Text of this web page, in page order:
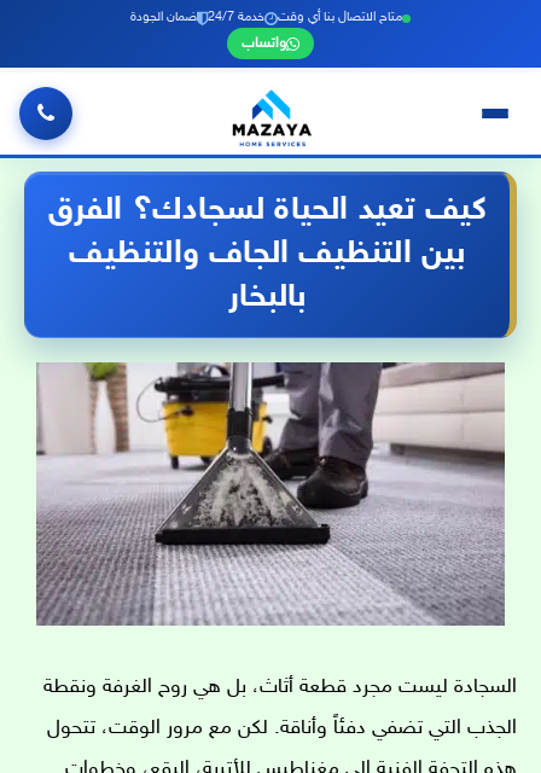
متاح الاتصال بنا أي وقت خدمة 24/7 ضمان الجودة
واتساب
كيف تعيد الحياة لسجادك؟ الفرق
بين التنظيف الجاف والتنظيف
بالبخار
السجادة ليست مجرد قطعة أثاث، بل هي روح الغرفة ونقطة
الجذب التي تضفي دفئاً وأناقة. لكن مع مرور الوقت، تتحول